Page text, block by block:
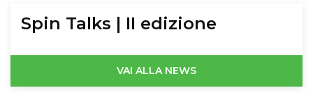
Spin Talks | II edizione
VAI ALLA NEWS